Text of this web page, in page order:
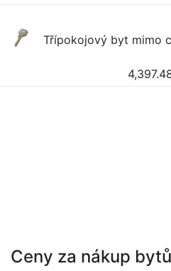
Třípokojový byt mimo
Ceny za nákup bytů